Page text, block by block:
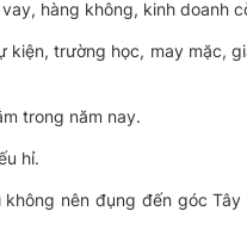
hàng không, kinh doanh
kiện, trường học, may mặc,
trong năm nay.
hỉ.
nên đụng đến góc